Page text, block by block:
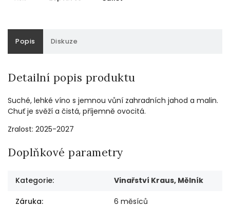
Popis Diskuze
Detailní popis produktu
Suché, lehké víno s jemnou vůní zahradních jahod a malin.
Chuť je svěží a čistá, příjemně ovocitá.
Zralost: 2025-2027
Doplňkové parametry
Kategorie: Vinařství Kraus, Mělník
Záruka: 6 měsíců